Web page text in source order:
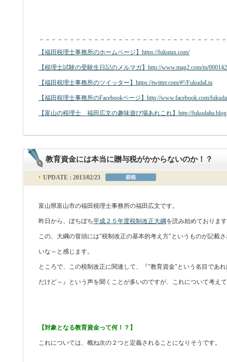
－－－－－－－－－－－－－－－－－－－－－－－－－－－－－－
【福田税理士事務所のホームページ】https://fukutax.com/
【税理士試験の受験生日記のメルマガ】http://www.mag2.com/m/
【福田税理士事務所のツイッター】https://twitter.com/#!/FukudaLta
【福田税理士事務所のFacebookページ】http://www.facebook.com/
【富山の税理士 福田広文の趣味遊び場あれこれ】http://
教育資金には本当に贈与税がかからないのか！？
UPDATE : 2013/02/23 節税
富山県富山市の福田税理士事務所の福田広文です。
昨日から、ぼちぼち平成２５年度税制改正大綱を読み始めておりま
この、大綱の冒頭には"税制改正の基本的考え方"というものが記載
いな～と感じます。
ところで、この税制改正に関連して、『"教育資金"という名目であ
だけど～』という声を聞くことが多いのですが、これについて考え
【対象となる教育資金って何！？】
これについては、概ね次の２つと定義されることになりそうです。